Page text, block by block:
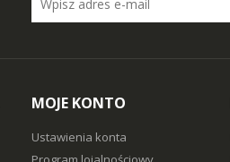
MOJE KONTO
Ustawienia konta